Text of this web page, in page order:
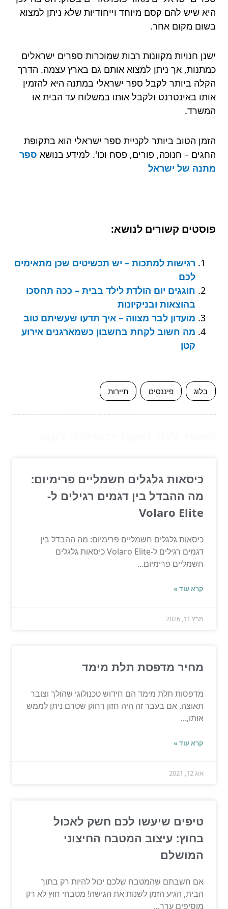
היא שיש להם קסם מיוחד וייחודיות שלא ניתן למצוא
בשום מקום אחר.
ישנן חנויות מקוונות רבות שמוכרות ספרים ישראלים
כמתנות, אך ניתן למצוא אותם גם בארץ עצמה. הדרך
הקלה ביותר לקבל ספר ישראלי במתנה היא להזמין
אותו באינטרנט ולקבל אותו במשלוח עד הבית או
המשרד.
הזמן הטוב ביותר לקניית ספר ישראלי הוא בתקופת
החגים – חנוכה, פורים, פסח וכו'. למידע בנושא ספר
מתנה של ישראל
פוסטים קשורים לנושא:
רגישות למתכות – יש תכשיטים שכן מתאימים
לכם
חוגגים יום הולדת לילד בבית – ככה תחסכו
בהוצאות ובניקיונות
מועדון לבר מצווה – איך תדעו שעשיתם טוב
מה חשוב לקחת בחשבון כשמארגנים אירוע
קטן
בלוג פיננסים תיירות
כיסאות גלגלים חשמליים פרימיום:
מה ההבדל בין דגמים רגילים ל-
Volaro Elite
כיסאות גלגלים חשמליים פרימיום: מה ההבדל בין
דגמים רגילים ל-Volaro Elite כיסאות גלגלים
חשמליים פרימיום...
קרא עוד »
מרץ 11, 2026
מחיר מדפסת תלת מימד
מדפסות תלת מימד הם חידוש טכנולוגי שהולך וצובר
תאוצה. אם בעבר זה היה חזון רחוק שטרם ניתן לממש
אותו,...
קרא עוד »
אוג 12, 2021
טיפים שיעשו לכם חשק לאכול
בחוץ: עיצוב המטבח החיצוני
המושלם
אם חשבתם שהמטבח שלכם יכול להיות רק בתוך
הבית, הגיע הזמן לשנות את הגישה! מטבחי חוץ לא רק
מוסיפים ערך...